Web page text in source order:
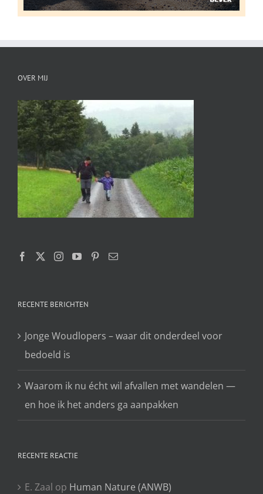
OVER MIJ
RECENTE BERICHTEN
Jonge Woudlopers – waar dit onderdeel voor
bedoeld is
Waarom ik nu écht wil afvallen met wandelen —
en hoe ik het anders ga aanpakken
RECENTE REACTIE
E. Zaal op Human Nature (ANWB)